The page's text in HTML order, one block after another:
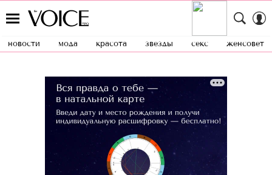
новости мода красота звезды секс женсовет